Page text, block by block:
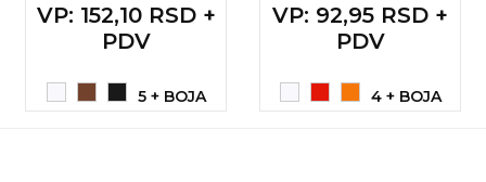
VP: 152,10 RSD +
PDV
5 + BOJA
VP: 92,95 RSD +
PDV
4 + BOJA